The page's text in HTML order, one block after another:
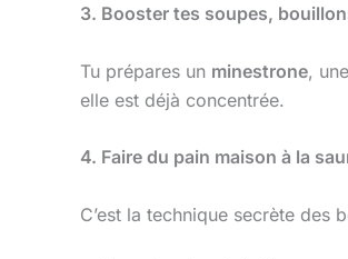
3. Booster tes soupes,
Tu prépares un minestrone, une
elle est déjà concentrée.
4. Faire du pain maison à la
C’est la technique secrète des